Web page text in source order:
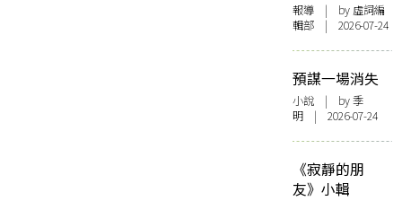
報導 | by 虛詞編
輯部 | 2026-07-24
預謀一場消失
小說 | by 季
明 | 2026-07-24
《寂靜的朋
友》小輯